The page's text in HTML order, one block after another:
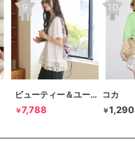
ビューティー＆ユース ユナイテッドアローズ
￥7,788
コカ
￥1,290